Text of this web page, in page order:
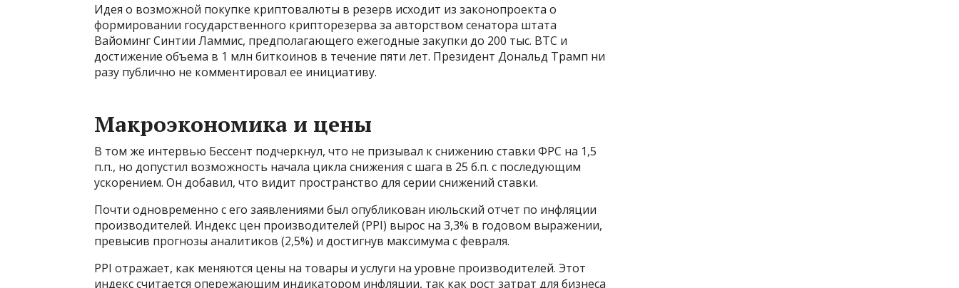
Идея о возможной покупке криптовалюты в резерв исходит из законопроекта о
формировании государственного крипторезерва за авторством сенатора штата
Вайоминг Синтии Ламмис, предполагающего ежегодные закупки до 200 тыс. BTC и
достижение объема в 1 млн биткоинов в течение пяти лет. Президент Дональд Трамп ни
разу публично не комментировал ее инициативу.
Макроэкономика и цены
В том же интервью Бессент подчеркнул, что не призывал к снижению ставки ФРС на 1,5
п.п., но допустил возможность начала цикла снижения с шага в 25 б.п. с последующим
ускорением. Он добавил, что видит пространство для серии снижений ставки.
Почти одновременно с его заявлениями был опубликован июльский отчет по инфляции
производителей. Индекс цен производителей (PPI) вырос на 3,3% в годовом выражении,
превысив прогнозы аналитиков (2,5%) и достигнув максимума с февраля.
PPI отражает, как меняются цены на товары и услуги на уровне производителей. Этот
индекс считается опережающим индикатором инфляции, так как рост затрат для бизнеса